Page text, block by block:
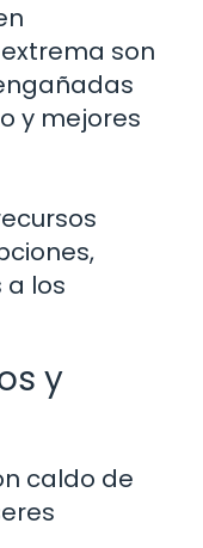
son
y mejores
los
y
caldo de